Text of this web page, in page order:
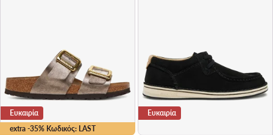
extra -35% Κωδικός: LAST
Ευκαιρία Ευκαιρία